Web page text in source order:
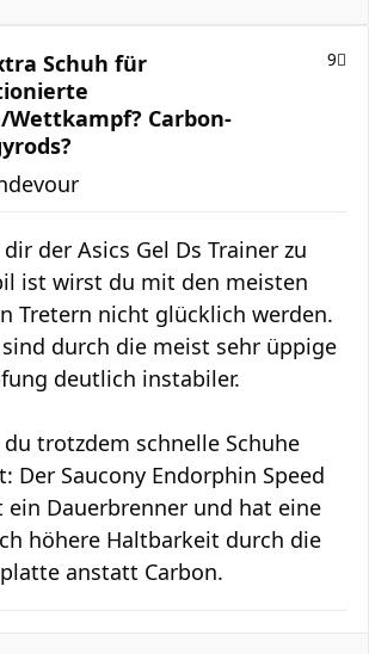
Schuh für
Wettkampf? Carbon-
9
der Asics Gel Ds Trainer zu
ist wirst du mit den meisten
Tretern nicht glücklich werden.
sind durch die meist sehr üppige
deutlich instabiler.
trotzdem schnelle Schuhe
Der Saucony Endorphin Speed
ein Dauerbrenner und hat eine
höhere Haltbarkeit durch die
anstatt Carbon.